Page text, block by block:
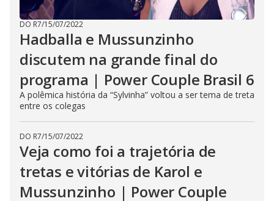
DO R7/15/07/2022
Hadballa e Mussunzinho
discutem na grande final do
programa | Power Couple Brasil 6
A polêmica história da “Sylvinha” voltou a ser tema de treta
entre os colegas
DO R7/15/07/2022
Veja como foi a trajetória de
tretas e vitórias de Karol e
Mussunzinho | Power Couple